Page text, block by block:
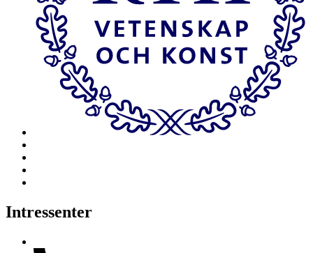
Intressenter